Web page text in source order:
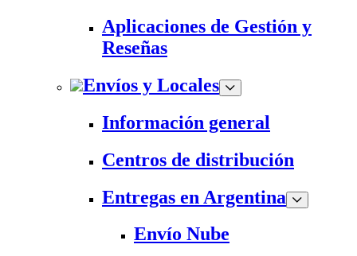
Aplicaciones de Gestión y
Reseñas
Envíos y Locales
Información general
Centros de distribución
Entregas en Argentina
Envío Nube